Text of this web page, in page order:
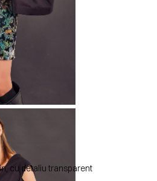
cu detaliu transparent